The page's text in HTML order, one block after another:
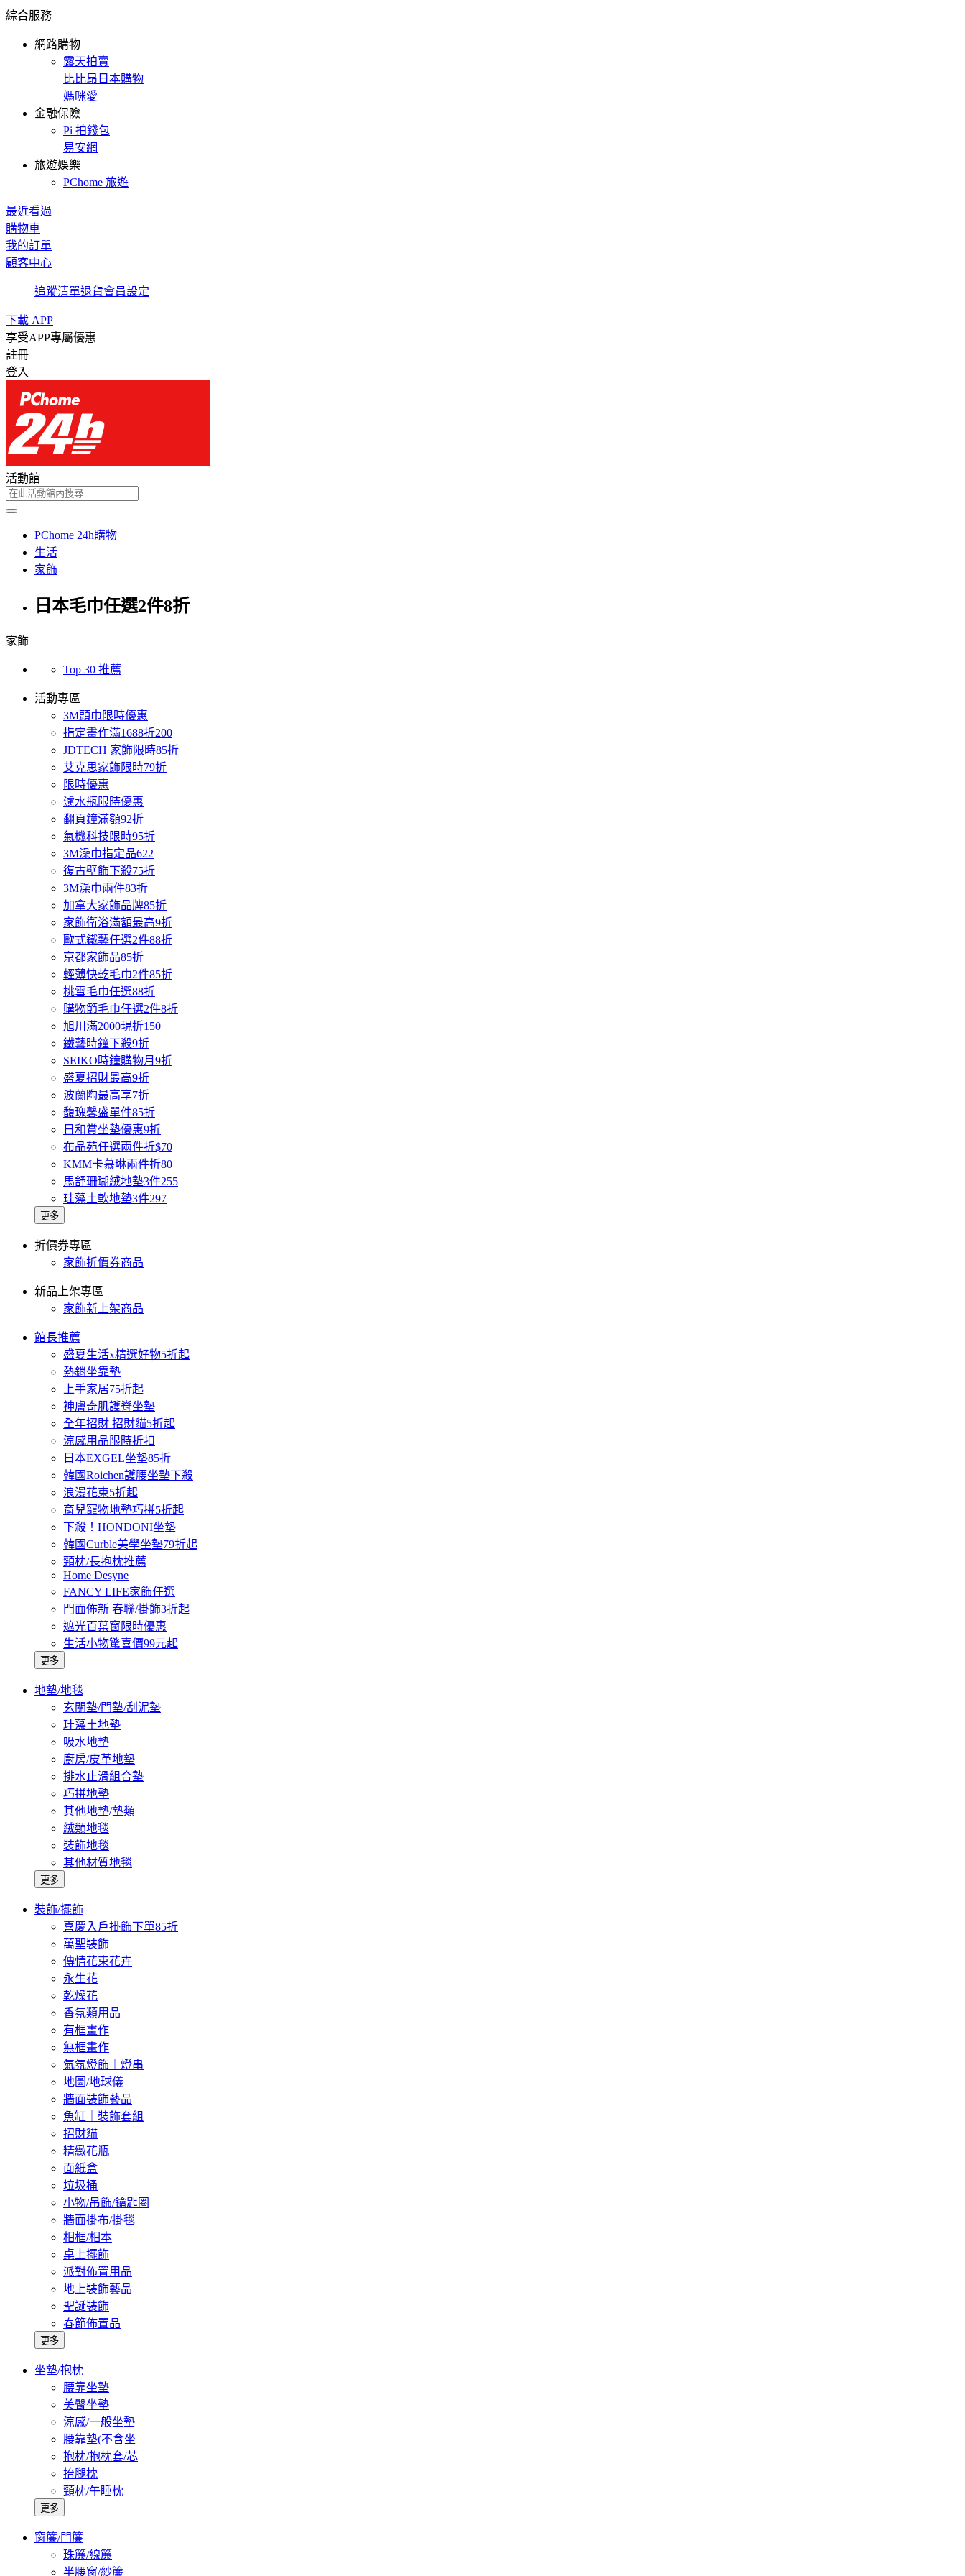
綜合服務
網路購物
露天拍賣
比比昂日本購物
媽咪愛
金融保險
Pi 拍錢包
易安網
旅遊娛樂
PChome 旅遊
最近看過
購物車
我的訂單
顧客中心
追蹤清單退貨會員設定
下載 APP
享受APP專屬優惠
註冊
登入
活動館
PChome 24h購物
生活
家飾
日本毛巾任選2件8折
家飾
Top 30 推薦
活動專區
3M頭巾限時優惠
指定畫作滿1688折200
JDTECH 家飾限時85折
艾克思家飾限時79折
限時優惠
濾水瓶限時優惠
翻頁鐘滿額92折
氣機科技限時95折
3M澡巾指定品622
復古壁飾下殺75折
3M澡巾兩件83折
加拿大家飾品牌85折
家飾衛浴滿額最高9折
歐式鐵藝任選2件88折
京都家飾品85折
輕薄快乾毛巾2件85折
桃雪毛巾任選88折
購物節毛巾任選2件8折
旭川滿2000現折150
鐵藝時鐘下殺9折
SEIKO時鐘購物月9折
盛夏招財最高9折
波蘭陶最高享7折
馥瑰馨盛單件85折
日和賞坐墊優惠9折
布品苑任選兩件折$70
KMM卡慕琳兩件折80
馬舒珊瑚絨地墊3件255
珪藻土軟地墊3件297
更多
折價券專區
家飾折價券商品
新品上架專區
家飾新上架商品
館長推薦
盛夏生活x精選好物5折起
熱銷坐靠墊
上手家居75折起
神膚奇肌護脊坐墊
全年招財 招財貓5折起
涼感用品限時折扣
日本EXGEL坐墊85折
韓國Roichen護腰坐墊下殺
浪漫花束5折起
育兒寵物地墊巧拼5折起
下殺！HONDONI坐墊
韓國Curble美學坐墊79折起
頸枕/長抱枕推薦
Home Desyne
FANCY LIFE家飾任選
門面佈新 春聯/掛飾3折起
遮光百葉窗限時優惠
生活小物驚喜價99元起
更多
地墊/地毯
玄關墊/門墊/刮泥墊
珪藻土地墊
吸水地墊
廚房/皮革地墊
排水止滑組合墊
巧拼地墊
其他地墊/墊類
絨類地毯
裝飾地毯
其他材質地毯
更多
裝飾/擺飾
喜慶入戶掛飾下單85折
萬聖裝飾
傳情花束花卉
永生花
乾燥花
香氛類用品
有框畫作
無框畫作
氣氛燈飾｜燈串
地圖/地球儀
牆面裝飾藝品
魚缸｜裝飾套組
招財貓
精緻花瓶
面紙盒
垃圾桶
小物/吊飾/鑰匙圈
牆面掛布/掛毯
相框/相本
桌上擺飾
派對佈置用品
地上裝飾藝品
聖誕裝飾
春節佈置品
更多
坐墊/抱枕
腰靠坐墊
美臀坐墊
涼感/一般坐墊
腰靠墊(不含坐
抱枕/抱枕套/芯
抬腿枕
頸枕/午睡枕
更多
窗簾/門簾
珠簾/線簾
半腰窗/紗簾